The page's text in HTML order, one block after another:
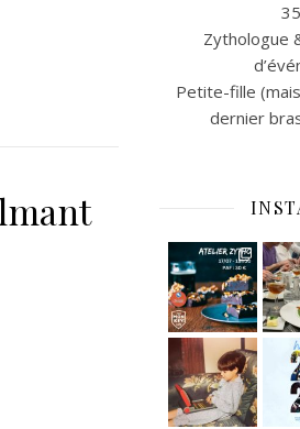
Zythologue
Petite-fille
dernier
C’est déjà mercredi !
Viens
, du beau